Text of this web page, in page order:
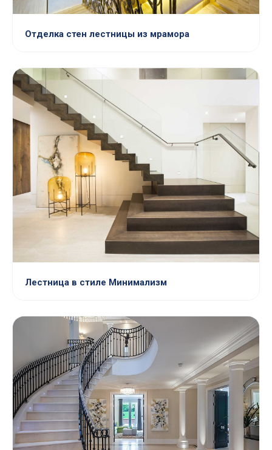
Отделка стен лестницы из мрамора
Лестница в стиле Минимализм